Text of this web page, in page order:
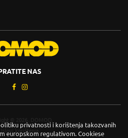
NAS
© 2026. DOMOD.
Uslovi korištenja
privatnosti i korištenja takozvanih
europskom regulativom. Cookiese